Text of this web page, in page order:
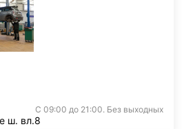
С 09:00 до 21:00. Без выходных
ш. вл.8